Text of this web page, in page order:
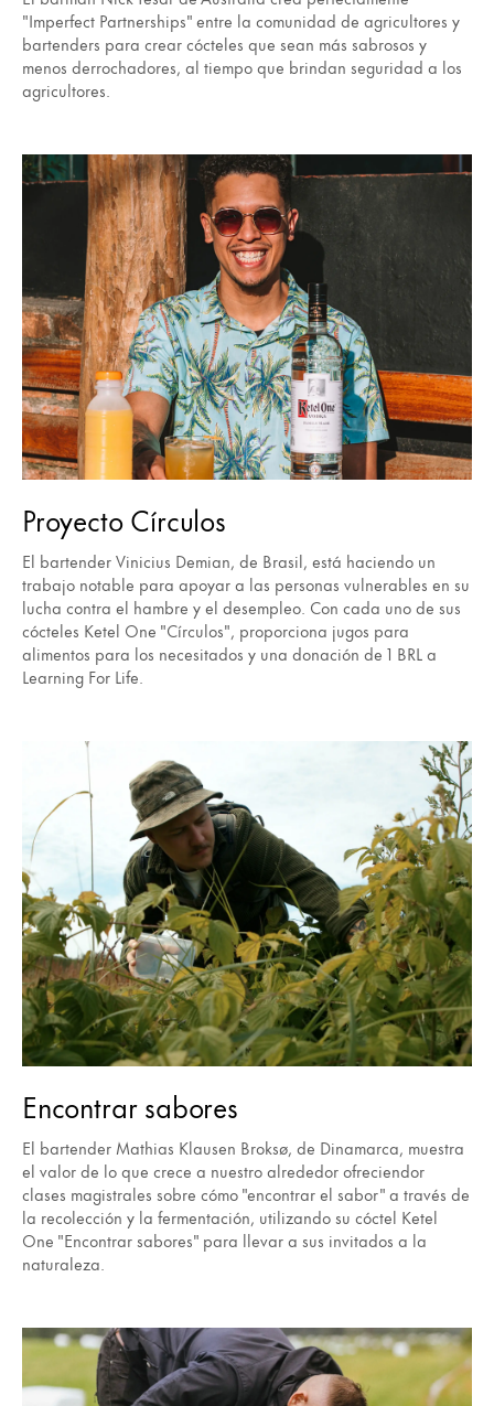
"Imperfect Partnerships" entre la comunidad de agricultores y
bartenders para crear cócteles que sean más sabrosos y
menos derrochadores, al tiempo que brindan seguridad a los
agricultores.
Proyecto Círculos
El bartender Vinicius Demian, de Brasil, está haciendo un
trabajo notable para apoyar a las personas vulnerables en su
lucha contra el hambre y el desempleo. Con cada uno de sus
cócteles Ketel One "Círculos", proporciona jugos para
alimentos para los necesitados y una donación de 1 BRL a
Learning For Life.
Encontrar sabores
El bartender Mathias Klausen Broksø, de Dinamarca, muestra
el valor de lo que crece a nuestro alrededor ofreciendor
clases magistrales sobre cómo "encontrar el sabor" a través de
la recolección y la fermentación, utilizando su cóctel Ketel
One "Encontrar sabores" para llevar a sus invitados a la
naturaleza.